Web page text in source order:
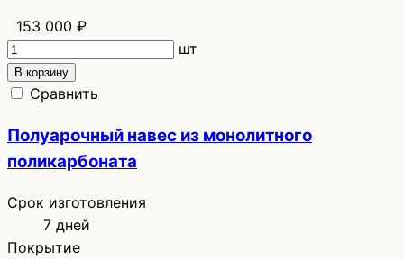
153 000 ₽
шт
В корзину
Сравнить
Полуарочный навес из монолитного
поликарбоната
Срок изготовления
7 дней
Покрытие